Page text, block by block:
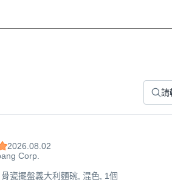
2026.08.02
Corp.
瓷擺盤義大利麵碗, 混色, 1個